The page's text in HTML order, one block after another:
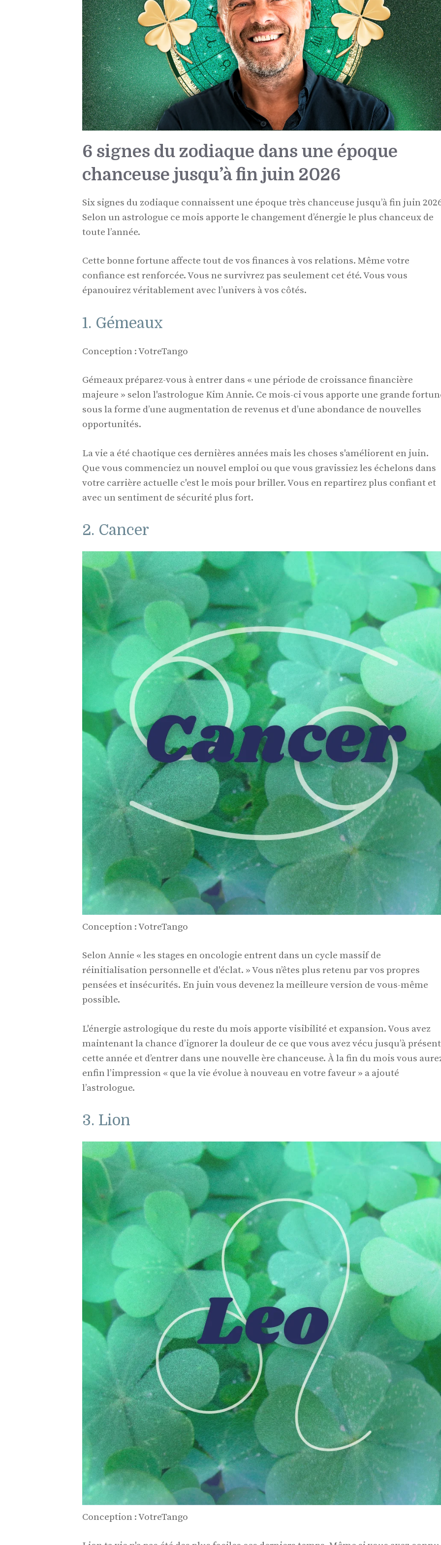
6 signes du zodiaque dans une époque
chanceuse jusqu’à fin juin 2026
Six signes du zodiaque connaissent une époque très chanceuse jusqu’à fin juin
Selon un astrologue ce mois apporte le changement d’énergie le plus chanceux de
toute l’année.
Cette bonne fortune affecte tout de vos finances à vos relations. Même votre
confiance est renforcée. Vous ne survivrez pas seulement cet été. Vous vous
épanouirez véritablement avec l’univers à vos côtés.
1. Gémeaux
Conception : VotreTango
Gémeaux préparez-vous à entrer dans « une période de croissance financière
majeure » selon l'astrologue Kim Annie. Ce mois-ci vous apporte une grande
sous la forme d’une augmentation de revenus et d’une abondance de nouvelles
opportunités.
La vie a été chaotique ces dernières années mais les choses s'améliorent en juin.
Que vous commenciez un nouvel emploi ou que vous gravissiez les échelons dans
votre carrière actuelle c'est le mois pour briller. Vous en repartirez plus confiant et
avec un sentiment de sécurité plus fort.
2. Cancer
Conception : VotreTango
Selon Annie « les stages en oncologie entrent dans un cycle massif de
réinitialisation personnelle et d'éclat. » Vous n’êtes plus retenu par vos propres
pensées et insécurités. En juin vous devenez la meilleure version de vous-même
possible.
L'énergie astrologique du reste du mois apporte visibilité et expansion. Vous avez
maintenant la chance d’ignorer la douleur de ce que vous avez vécu jusqu’à présent
cette année et d’entrer dans une nouvelle ère chanceuse. À la fin du mois vous
enfin l’impression « que la vie évolue à nouveau en votre faveur » a ajouté
l’astrologue.
3. Lion
Conception : VotreTango